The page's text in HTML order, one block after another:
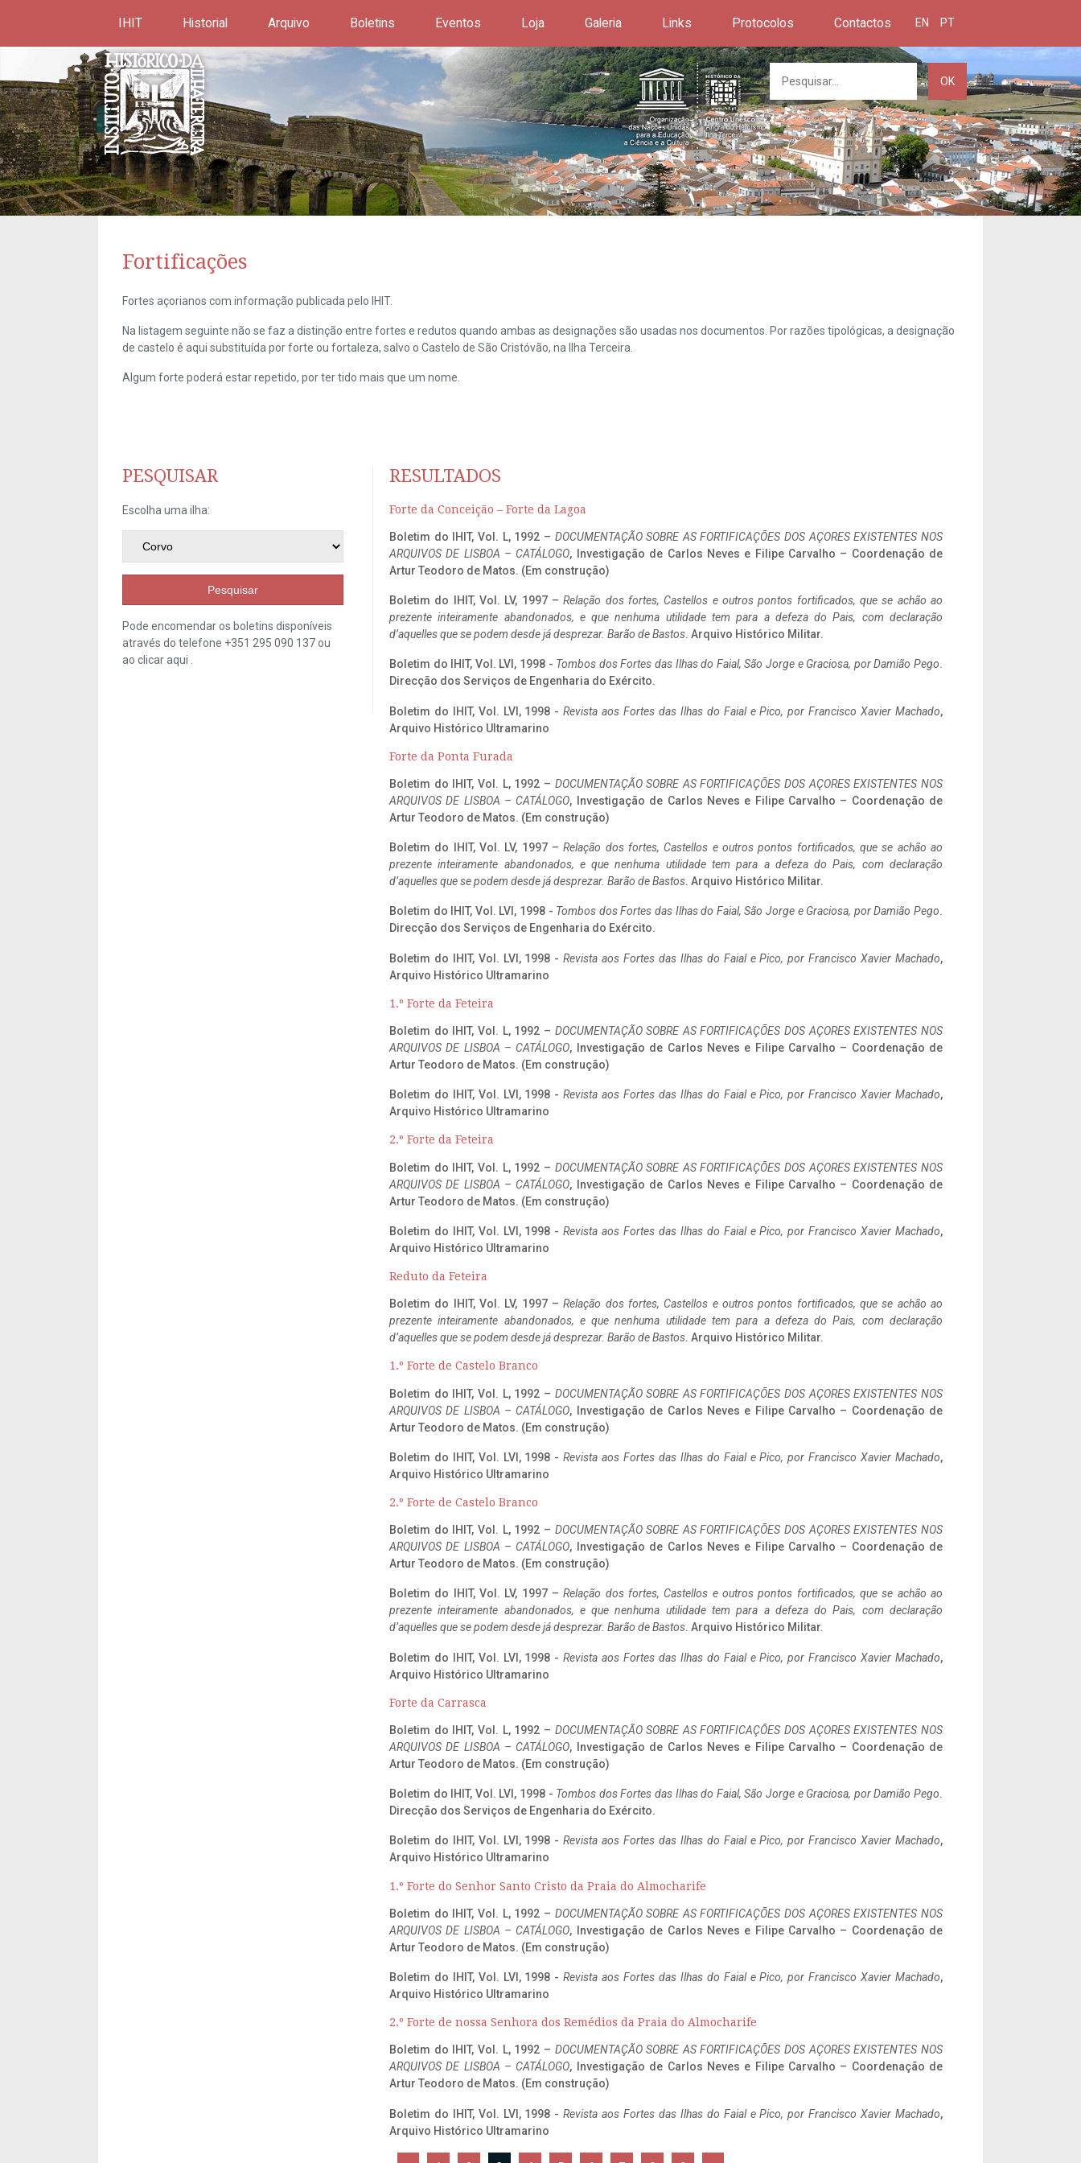
IHIT Historial Arquivo Boletins Eventos Loja Galeria Links Protocolos Contactos EN PT
OK
Fortificações
Fortes açorianos com informação publicada pelo IHIT.
Na listagem seguinte não se faz a distinção entre fortes e redutos quando ambas as designações são usadas nos documentos. Por razões tipológicas, a designação
de castelo é aqui substituída por forte ou fortaleza, salvo o Castelo de São Cristóvão, na Ilha Terceira.
Algum forte poderá estar repetido, por ter tido mais que um nome.
PESQUISAR
Escolha uma ilha:
Pesquisar
Pode encomendar os boletins disponíveis
através do telefone +351 295 090 137 ou
ao clicaraqui
RESULTADOS
Forte da Conceição – Forte da Lagoa
Boletim do IHIT, Vol. L, 1992 – DOCUMENTAÇÃO SOBRE AS FORTIFICAÇÕES DOS AÇORES EXISTENTES NOS
ARQUIVOS DE LISBOA – CATÁLOGO, Investigação de Carlos Neves e Filipe Carvalho – Coordenação de
Artur Teodoro de Matos. (Em construção)
Boletim do IHIT, Vol. LV, 1997 –Relação dos fortes, Castellos e outros pontos fortificados, que se achão ao
prezente inteiramente abandonados, e que nenhuma utilidade tem para a defeza do Pais, com declaração
d’aquelles que se podem desde já desprezar. Barão de Bastos. Arquivo Histórico Militar.
Boletim do IHIT, Vol. LVI, 1998 - Tombos dos Fortes das Ilhas do Faial, São Jorge e Graciosa, por Damião Pego.
Direcção dos Serviços de Engenharia do Exército.
Boletim do IHIT, Vol. LVI, 1998 -Revista aos Fortes das Ilhas do Faial e Pico, por Francisco Xavier Machado,
Arquivo Histórico Ultramarino
Forte da Ponta Furada
Boletim do IHIT, Vol. L, 1992 – DOCUMENTAÇÃO SOBRE AS FORTIFICAÇÕES DOS AÇORES EXISTENTES NOS
ARQUIVOS DE LISBOA – CATÁLOGO, Investigação de Carlos Neves e Filipe Carvalho – Coordenação de
Artur Teodoro de Matos. (Em construção)
Boletim do IHIT, Vol. LV, 1997 –Relação dos fortes, Castellos e outros pontos fortificados, que se achão ao
prezente inteiramente abandonados, e que nenhuma utilidade tem para a defeza do Pais, com declaração
d’aquelles que se podem desde já desprezar. Barão de Bastos. Arquivo Histórico Militar.
Boletim do IHIT, Vol. LVI, 1998 - Tombos dos Fortes das Ilhas do Faial, São Jorge e Graciosa, por Damião Pego.
Direcção dos Serviços de Engenharia do Exército.
Boletim do IHIT, Vol. LVI, 1998 -Revista aos Fortes das Ilhas do Faial e Pico, por Francisco Xavier Machado,
Arquivo Histórico Ultramarino
1.º Forte da Feteira
Boletim do IHIT, Vol. L, 1992 – DOCUMENTAÇÃO SOBRE AS FORTIFICAÇÕES DOS AÇORES EXISTENTES NOS
ARQUIVOS DE LISBOA – CATÁLOGO, Investigação de Carlos Neves e Filipe Carvalho – Coordenação de
Artur Teodoro de Matos. (Em construção)
Boletim do IHIT, Vol. LVI, 1998 -Revista aos Fortes das Ilhas do Faial e Pico, por Francisco Xavier Machado,
Arquivo Histórico Ultramarino
2.º Forte da Feteira
Boletim do IHIT, Vol. L, 1992 – DOCUMENTAÇÃO SOBRE AS FORTIFICAÇÕES DOS AÇORES EXISTENTES NOS
ARQUIVOS DE LISBOA – CATÁLOGO, Investigação de Carlos Neves e Filipe Carvalho – Coordenação de
Artur Teodoro de Matos. (Em construção)
Boletim do IHIT, Vol. LVI, 1998 -Revista aos Fortes das Ilhas do Faial e Pico, por Francisco Xavier Machado,
Arquivo Histórico Ultramarino
Reduto da Feteira
Boletim do IHIT, Vol. LV, 1997 –Relação dos fortes, Castellos e outros pontos fortificados, que se achão ao
prezente inteiramente abandonados, e que nenhuma utilidade tem para a defeza do Pais, com declaração
d’aquelles que se podem desde já desprezar. Barão de Bastos. Arquivo Histórico Militar.
1.º Forte de Castelo Branco
Boletim do IHIT, Vol. L, 1992 – DOCUMENTAÇÃO SOBRE AS FORTIFICAÇÕES DOS AÇORES EXISTENTES NOS
ARQUIVOS DE LISBOA – CATÁLOGO, Investigação de Carlos Neves e Filipe Carvalho – Coordenação de
Artur Teodoro de Matos. (Em construção)
Boletim do IHIT, Vol. LVI, 1998 -Revista aos Fortes das Ilhas do Faial e Pico, por Francisco Xavier Machado,
Arquivo Histórico Ultramarino
2.º Forte de Castelo Branco
Boletim do IHIT, Vol. L, 1992 – DOCUMENTAÇÃO SOBRE AS FORTIFICAÇÕES DOS AÇORES EXISTENTES NOS
ARQUIVOS DE LISBOA – CATÁLOGO, Investigação de Carlos Neves e Filipe Carvalho – Coordenação de
Artur Teodoro de Matos. (Em construção)
Boletim do IHIT, Vol. LV, 1997 –Relação dos fortes, Castellos e outros pontos fortificados, que se achão ao
prezente inteiramente abandonados, e que nenhuma utilidade tem para a defeza do Pais, com declaração
d’aquelles que se podem desde já desprezar. Barão de Bastos. Arquivo Histórico Militar.
Boletim do IHIT, Vol. LVI, 1998 -Revista aos Fortes das Ilhas do Faial e Pico, por Francisco Xavier Machado,
Arquivo Histórico Ultramarino
Forte da Carrasca
Boletim do IHIT, Vol. L, 1992 – DOCUMENTAÇÃO SOBRE AS FORTIFICAÇÕES DOS AÇORES EXISTENTES NOS
ARQUIVOS DE LISBOA – CATÁLOGO, Investigação de Carlos Neves e Filipe Carvalho – Coordenação de
Artur Teodoro de Matos. (Em construção)
Boletim do IHIT, Vol. LVI, 1998 - Tombos dos Fortes das Ilhas do Faial, São Jorge e Graciosa, por Damião Pego.
Direcção dos Serviços de Engenharia do Exército.
Boletim do IHIT, Vol. LVI, 1998 -Revista aos Fortes das Ilhas do Faial e Pico, por Francisco Xavier Machado,
Arquivo Histórico Ultramarino
1.º Forte do Senhor Santo Cristo da Praia do Almocharife
Boletim do IHIT, Vol. L, 1992 – DOCUMENTAÇÃO SOBRE AS FORTIFICAÇÕES DOS AÇORES EXISTENTES NOS
ARQUIVOS DE LISBOA – CATÁLOGO, Investigação de Carlos Neves e Filipe Carvalho – Coordenação de
Artur Teodoro de Matos. (Em construção)
Boletim do IHIT, Vol. LVI, 1998 -Revista aos Fortes das Ilhas do Faial e Pico, por Francisco Xavier Machado,
Arquivo Histórico Ultramarino
2.º Forte de nossa Senhora dos Remédios da Praia do Almocharife
Boletim do IHIT, Vol. L, 1992 – DOCUMENTAÇÃO SOBRE AS FORTIFICAÇÕES DOS AÇORES EXISTENTES NOS
ARQUIVOS DE LISBOA – CATÁLOGO, Investigação de Carlos Neves e Filipe Carvalho – Coordenação de
Artur Teodoro de Matos. (Em construção)
Boletim do IHIT, Vol. LVI, 1998 -Revista aos Fortes das Ilhas do Faial e Pico, por Francisco Xavier Machado,
Arquivo Histórico Ultramarino